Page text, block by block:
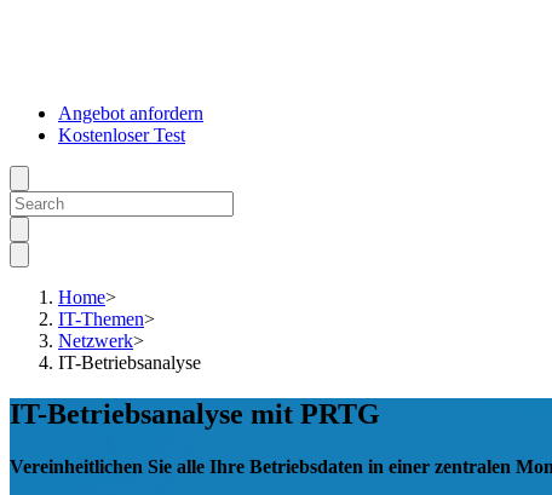
Angebot anfordern
Kostenloser Test
Home>
IT-Themen>
Netzwerk>
IT-Betriebsanalyse
IT-Betriebsanalyse mit PRTG
Vereinheitlichen Sie alle Ihre Betriebsdaten in einer zentralen